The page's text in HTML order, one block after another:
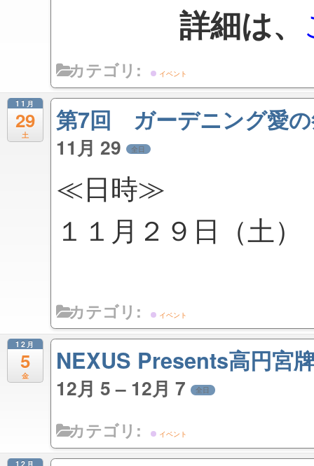
詳細は、
カテゴリ: イベント
11月
29
土
第7回 ガーデニング愛
11月 29 全日
≪日時≫
１１月２９日（
カテゴリ: イベント
12月
5
金
NEXUS Presents高円宮
12月 5 – 12月 7 全日
カテゴリ: イベント
12月